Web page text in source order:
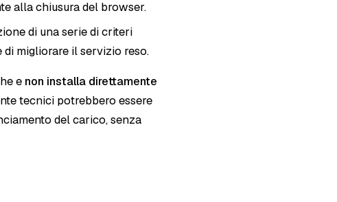
alla chiusura del browser.
di una serie di criteri
migliorare il servizio reso.
e non installa direttamente
tecnici potrebbero essere
del carico, senza